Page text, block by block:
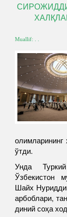
Muallif: . .
ўтди.
Унда
Ўзбекистон
Шайх
арбоблари,
диний соҳа